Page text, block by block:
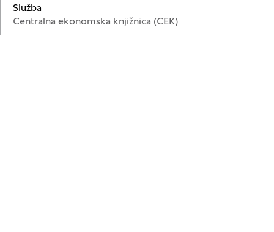
Služba
Centralna ekonomska knjižnica (CEK)